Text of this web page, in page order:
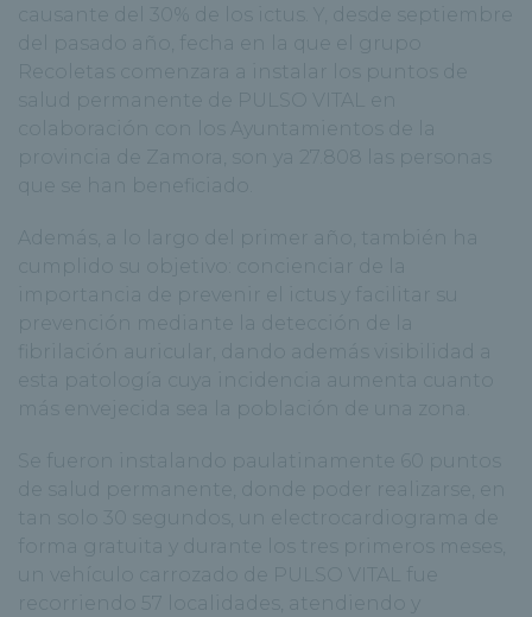
causante del 30% de los ictus. Y, desde septiembre
del pasado año, fecha en la que el grupo
Recoletas comenzara a instalar los puntos de
salud permanente de PULSO VITAL en
colaboración con los Ayuntamientos de la
provincia de Zamora, son ya 27.808 las personas
que se han beneficiado.
Además, a lo largo del primer año, también ha
cumplido su objetivo: concienciar de la
importancia de prevenir el ictus y facilitar su
prevención mediante la detección de la
fibrilación auricular, dando además visibilidad a
esta patología cuya incidencia aumenta cuanto
más envejecida sea la población de una zona.
Se fueron instalando paulatinamente 60 puntos
de salud permanente, donde poder realizarse, en
tan solo 30 segundos, un electrocardiograma de
forma gratuita y durante los tres primeros meses,
un vehículo carrozado de PULSO VITAL fue
recorriendo 57 localidades, atendiendo y